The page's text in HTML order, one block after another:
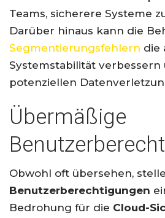
Teams, sicherere Systeme
Darüber hinaus kann die
Segmentierungsfehlern die
Systemstabilität verbessern
potenziellen
Übermäßige
Obwohl oft übersehen,
Benutzerberechtigungen
Bedrohung für die Cloud-